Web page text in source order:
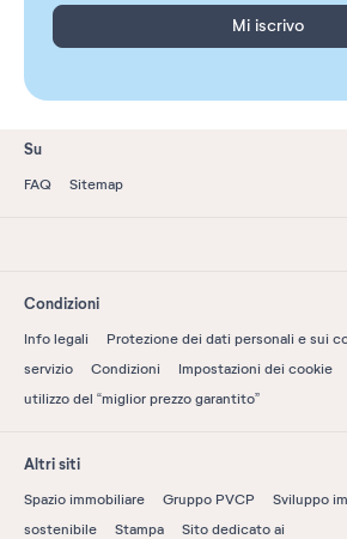
Mi iscrivo
Su
FAQ Sitemap
Condizioni
Info legali Protezione dei dati personali e sui
servizio
Condizioni Impostazioni dei cookie
utilizzo del “miglior prezzo garantito”
Altri siti
Spazio immobiliare Gruppo PVCP Sviluppo
sostenibile
Stampa
Sito dedicato ai